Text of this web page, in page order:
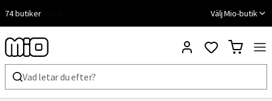
74 butiker
Fri frakt till butik Välj Mio-butik